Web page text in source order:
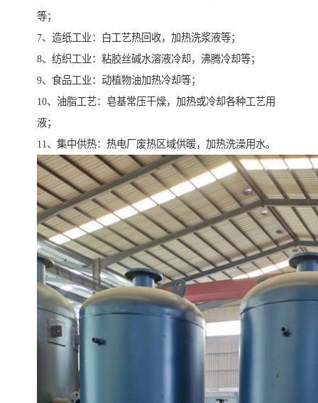
等；
7、造纸工业：白工艺热回收，加热洗浆液等；
8、纺织工业：粘胶丝碱水溶液冷却，沸腾冷却等；
9、食品工业：动植物油加热冷却等；
10、油脂工艺：皂基常压干燥，加热或冷却各种工艺用
液；
11、集中供热：热电厂废热区域供暖，加热洗澡用水。